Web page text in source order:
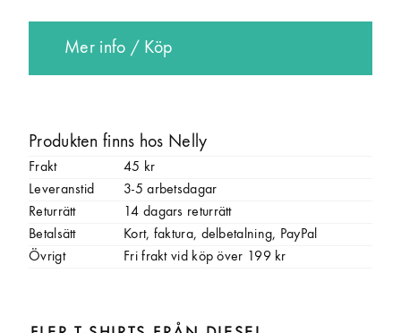
Mer info / Köp
Produkten finns hos Nelly
Frakt
45 kr
Leveranstid
3-5 arbetsdagar
Returrätt
14 dagars returrätt
Betalsätt
Kort, faktura, delbetalning, PayPal
Övrigt
Fri frakt vid köp över 199 kr